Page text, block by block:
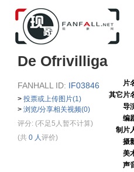
De Ofrivilliga
FANHALL ID: IF03846
> 投票或上传图片(1)
> 浏览/分享相关视频(0)
评分: (不足5人暂不计算)
(共 0 人评价)
片
其它片
导
编
制片
摄
美
声